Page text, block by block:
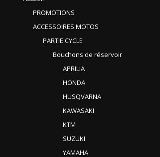
PROMOTIONS
ACCESSOIRES MOTOS
PARTIE CYCLE
Bouchons de réservoir
APRILIA
HONDA
HUSQVARNA
KAWASAKI
KTM
SUZUKI
YAMAHA